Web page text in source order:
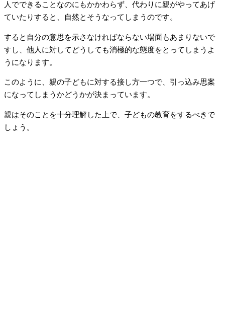
人でできることなのにもかかわらず、代わりに親がやってあげ
ていたりすると、自然とそうなってしまうのです。
すると自分の意思を示さなければならない場面もあまりないで
すし、他人に対してどうしても消極的な態度をとってしまうよ
うになります。
このように、親の子どもに対する接し方一つで、引っ込み思案
になってしまうかどうかが決まっています。
親はそのことを十分理解した上で、子どもの教育をするべきで
しょう。